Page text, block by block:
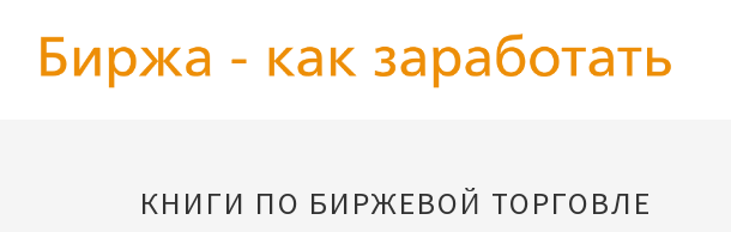
КНИГИ ПО БИРЖЕВОЙ ТОРГОВЛЕ